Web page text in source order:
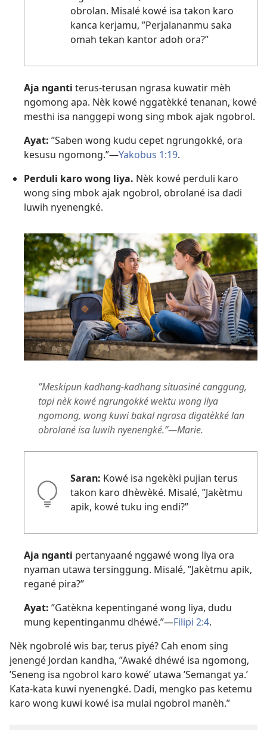
obrolan. Misalé kowé isa takon karo
kanca kerjamu, ”Perjalananmu saka
omah tekan kantor adoh ora?”
Aja nganti terus-terusan ngrasa kuwatir mèh
ngomong apa. Nèk kowé nggatèkké tenanan, kowé
mesthi isa nanggepi wong sing mbok ajak ngobrol.
Ayat: ”Saben wong kudu cepet ngrungokké, ora
kesusu ngomong.”—Yakobus 1:19.
Perduli karo wong liya. Nèk kowé perduli karo
wong sing mbok ajak ngobrol, obrolané isa dadi
luwih nyenengké.
”Meskipun kadhang-kadhang situasiné canggung,
tapi nèk kowé ngrungokké wektu wong liya
ngomong, wong kuwi bakal ngrasa digatèkké lan
obrolané isa luwih nyenengké.”—Marie.
Saran: Kowé isa ngekèki pujian terus
takon karo dhèwèké. Misalé, ”Jakètmu
apik, kowé tuku ing endi?”
Aja nganti pertanyaané nggawé wong liya ora
nyaman utawa tersinggung. Misalé, ”Jakètmu apik,
regané pira?”
Ayat: ”Gatèkna kepentingané wong liya, dudu
mung kepentinganmu dhéwé.”—Filipi 2:4.
Nèk ngobrolé wis bar, terus piyé? Cah enom sing
jenengé Jordan kandha, ”Awaké dhéwé isa ngomong,
’Seneng isa ngobrol karo kowé’ utawa ’Semangat ya.’
Kata-kata kuwi nyenengké. Dadi, mengko pas ketemu
karo wong kuwi kowé isa mulai ngobrol manèh.”